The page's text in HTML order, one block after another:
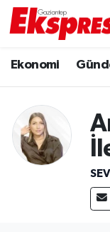
Ekonomi
Ekonomi
Gaziantep
Genel
Trafik
Puan
Tüm
Son Dakika